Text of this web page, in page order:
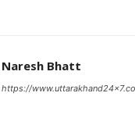
Naresh Bhatt
https://